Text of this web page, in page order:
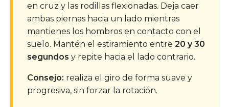
en cruz y las rodillas flexionadas. Deja caer
ambas piernas hacia un lado mientras
mantienes los hombros en contacto con el
suelo. Mantén el estiramiento entre 20 y 30
segundos y repite hacia el lado contrario.
Consejo: realiza el giro de forma suave y
progresiva, sin forzar la rotación.